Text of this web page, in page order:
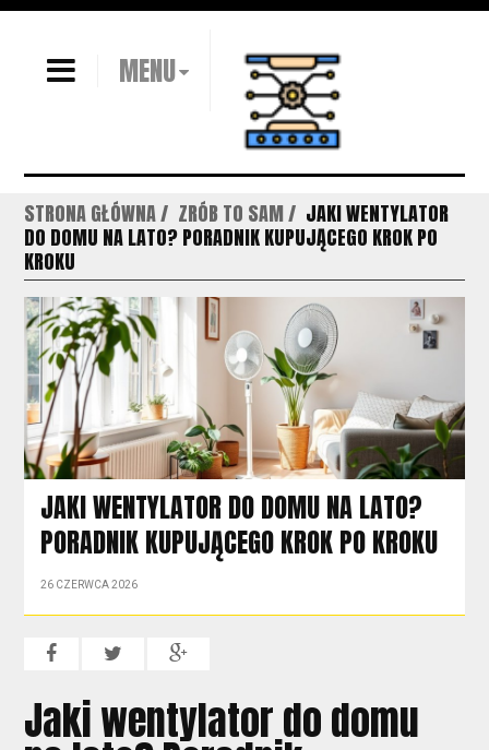
MENU
STRONA GŁÓWNA ZRÓB TO SAM
JAKI WENTYLATOR
DO DOMU NA LATO? PORADNIK KUPUJĄCEGO KROK PO
KROKU
JAKI WENTYLATOR DO DOMU NA LATO?
PORADNIK KUPUJĄCEGO KROK PO KROKU
26 CZERWCA 2026
Jaki wentylator do domu